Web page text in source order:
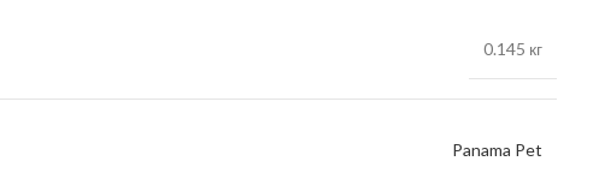
0.145 кг
Panama Pet